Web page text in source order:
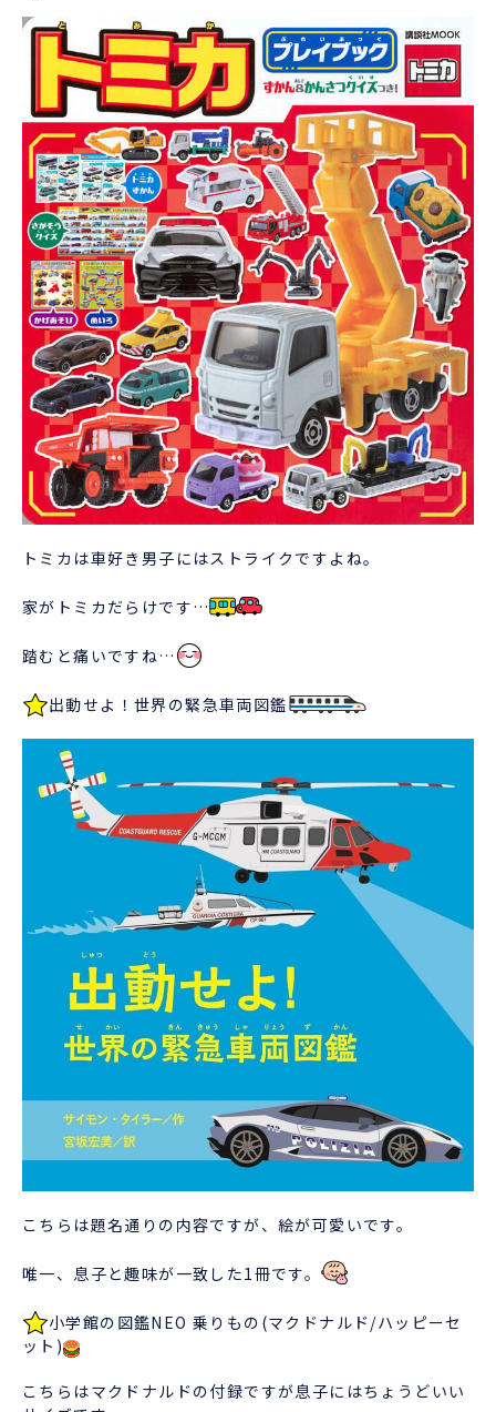
トミカは車好き男子にはストライクですよね。
家がトミカだらけです…
踏むと痛いですね…
出動せよ！世界の緊急車両図鑑
こちらは題名通りの内容ですが、絵が可愛いです。
唯一、息子と趣味が一致した1冊です。
小学館の図鑑NEO 乗りもの(マクドナルド/ハッピーセ
ット)
こちらはマクドナルドの付録ですが息子にはちょうどいい